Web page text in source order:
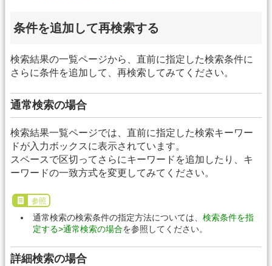
条件を追加して再検索する
検索結果の一覧ページから、直前に指定した検索条件に
さらに条件を追加して、再検索してみてください。
通常検索の場合
検索結果一覧ページでは、直前に指定した検索キーワー
ドが入力ボックスに表示されています。
スペースで区切ってさらにキーワードを追加したり、キ
ーワードの一致方式を変更してみてください。
参照
通常検索の検索条件の指定方法については、 検索条件を指
定する>通常検索の場合を参照してください。
詳細検索の場合